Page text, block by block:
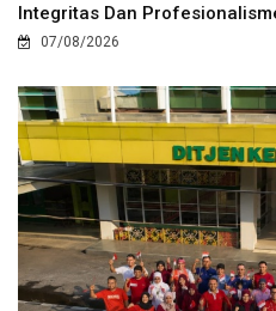
Integritas Dan
07/08/2026